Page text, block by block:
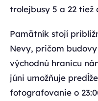
trolejbusy 5 a 22 tiež
Pamätník stojí
Nevy, pričom
východnú hranicu
júni umožňuje
fotografovanie o